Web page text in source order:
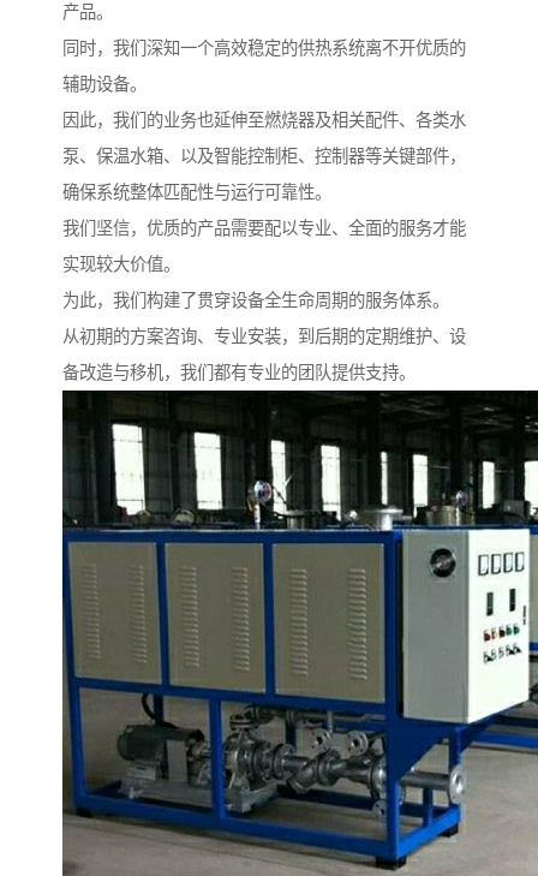
产品。
同时，我们深知一个高效稳定的供热系统离不开优质的
辅助设备。
因此，我们的业务也延伸至燃烧器及相关配件、各类水
泵、保温水箱、以及智能控制柜、控制器等关键部件，
确保系统整体匹配性与运行可靠性。
我们坚信，优质的产品需要配以专业、全面的服务才能
实现较大价值。
为此，我们构建了贯穿设备全生命周期的服务体系。
从初期的方案咨询、专业安装，到后期的定期维护、设
备改造与移机，我们都有专业的团队提供支持。